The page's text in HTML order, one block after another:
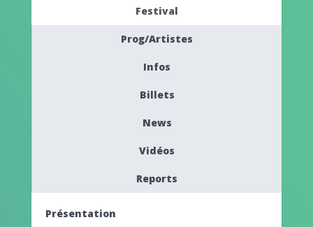
Festival
Prog/Artistes
Infos
Billets
News
Vidéos
Reports
Présentation